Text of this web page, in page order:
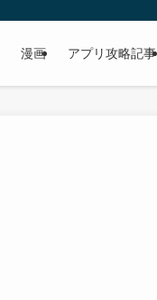
漫画 アプリ攻略記事